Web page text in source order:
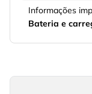
Informações
Bateria e